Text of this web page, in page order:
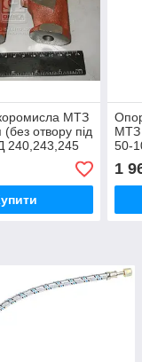
коромисла МТЗ
отвору під
240,243,245
МТЗ
50-
1